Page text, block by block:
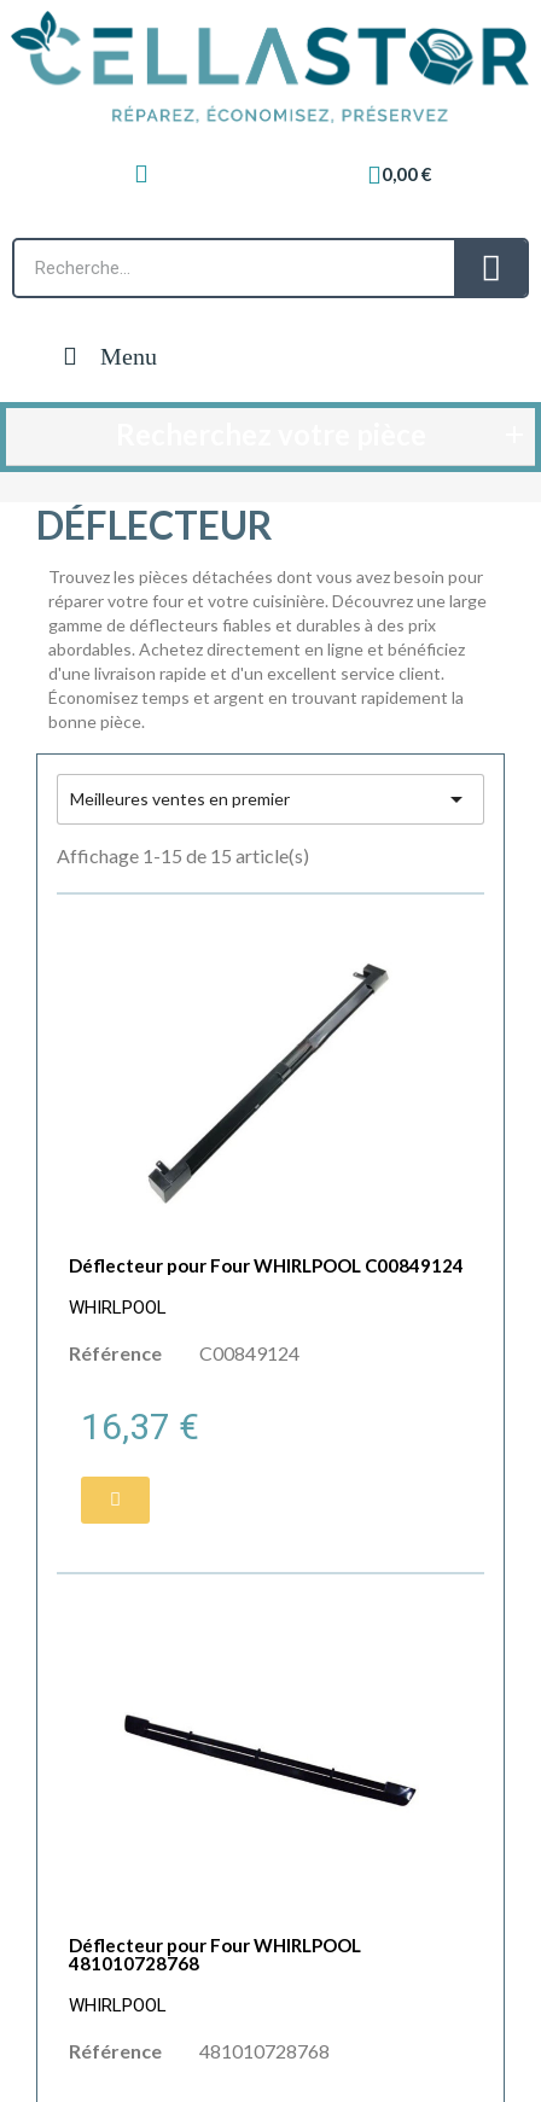
0,00 €
Menu
DÉFLECTEUR
Trouvez les pièces détachées dont vous avez besoin pour
réparer votre four et votre cuisinière. Découvrez une large
gamme de déflecteurs fiables et durables à des prix
abordables. Achetez directement en ligne et bénéficiez
d'une livraison rapide et d'un excellent service client.
Économisez temps et argent en trouvant rapidement la
bonne pièce.
Meilleures ventes en premier 
Affichage 1-15 de 15 article(s)
Déflecteur pour Four WHIRLPOOL C00849124
WHIRLPOOL
Référence C00849124
16,37 €
Déflecteur pour Four WHIRLPOOL
481010728768
WHIRLPOOL
Référence 481010728768